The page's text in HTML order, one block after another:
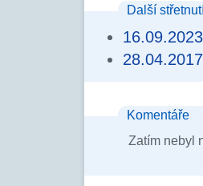
Další
16.09.2023
28.04.2017
Komentáře
Zatím nebyl